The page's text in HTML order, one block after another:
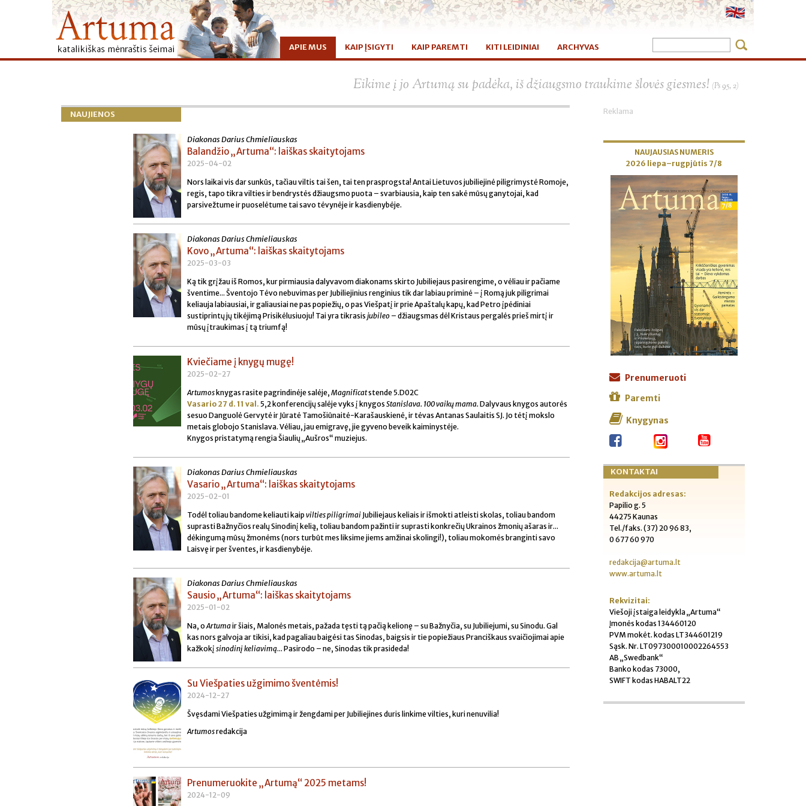
APIE MUS KAIP ĮSIGYTI KAIP PAREMTI KITI LEIDINIAI ARCHYVAS
Eikime į jo Artumą su padėka, iš džiaugsmo traukime šlovės giesmes! (Ps 95, 2)
NAUJIENOS
Diakonas Darius Chmieliauskas
Balandžio „Artuma“: laiškas skaitytojams
2025-04-02
Nors laikai vis dar sunkūs, tačiau viltis tai šen, tai ten prasprogsta! Antai Lietuvos jubiliejinė piligrimystė Romoje,
regis, tapo tikra vilties ir bendrystės džiaugsmo puota – svarbiausia, kaip ten sakė mūsų ganytojai, kad
parsivežtume ir puoselėtume tai savo tėvynėje ir kasdienybėje.
Diakonas Darius Chmieliauskas
Kovo „Artuma“: laiškas skaitytojams
2025-03-03
Ką tik grįžau iš Romos, kur pirmiausia dalyvavom diakonams skirto Jubiliejaus pasirengime, o vėliau ir pačiame
šventime... Šventojo Tėvo nebuvimas per Jubiliejinius renginius tik dar labiau priminė – į Romą juk piligrimai
keliauja labiausiai, ir galiausiai ne pas popiežių, o pas Viešpatį ir prie Apaštalų kapų, kad Petro įpėdiniai
sustiprintų jų tikėjimą Prisikėlusiuoju! Tai yra tikrasis jubileo – džiaugsmas dėl Kristaus pergalės prieš mirtį ir
mūsų įtraukimas į tą triumfą!
Kviečiame į knygų mugę!
2025-02-27
Artumos knygas rasite pagrindinėje salėje, Magnificatstende 5.D02C
Vasario 27 d. 11 val. 5,2 konferencijų salėje vyks į knygos Stanislava. 100 vaikų mama. Dalyvaus knygos autorės
sesuo Danguolė Gervytė ir Jūratė Tamošiūnaitė-Karašauskienė, ir tėvas Antanas Saulaitis SJ. Jo tėtį mokslo
metais globojo Stanislava. Vėliau, jau emigravę, jie gyveno beveik kaiminystėje.
Knygos pristatymą rengia Šiaulių „Aušros“ muziejus.
Diakonas Darius Chmieliauskas
Vasario „Artuma“: laiškas skaitytojams
2025-02-01
Todėl toliau bandome keliauti kaip vilties piligrimai Jubiliejaus keliais ir išmokti atleisti skolas, toliau bandom
suprasti Bažnyčios realų Sinodinį kelią, toliau bandom pažinti ir suprasti konkrečių Ukrainos žmonių ašaras ir...
dėkingumą mūsų žmonėms (nors turbūt mes liksime jiems amžinai skolingi!), toliau mokomės branginti savo
Laisvę ir per šventes, ir kasdienybėje.
Diakonas Darius Chmieliauskas
Sausio „Artuma“: laiškas skaitytojams
2025-01-02
Na, oArtumair šiais, Malonės metais, pažada tęsti tą pačią kelionę – su Bažnyčia, su Jubiliejumi, su Sinodu. Gal
kas nors galvoja ar tikisi, kad pagaliau baigėsi tas Sinodas, baigsis ir tie popiežiaus Pranciškaus svaičiojimai apie
kažkokį sinodinįkeliavimą... Pasirodo – ne, Sinodas tik prasideda!
Su Viešpaties užgimimo šventėmis!
2024-12-27
Švęsdami Viešpaties užgimimą ir žengdami per Jubiliejines duris linkime vilties, kuri nenuvilia!
Artumosredakcija
Prenumeruokite „Artumą“ 2025 metams!
2024-12-09
Reklama
NAUJAUSIAS NUMERIS
2026 liepa–rugpjūtis 7/8
Prenumeruoti
Paremti
Knygynas
KONTAKTAI
Redakcijos adresas:
Papilio g. 5
44275 Kaunas
Tel./faks. (37) 20 96 83,
0 677 60 970
redakcija@artuma.lt
www.artuma.lt
Rekvizitai:
Viešoji įstaiga leidykla „Artuma“
Įmonės kodas 134460120
PVM mokėt. kodas LT344601219
Sąsk. Nr. LT097300010002264553
AB „Swedbank“
Banko kodas 73000,
SWIFT kodas HABALT22